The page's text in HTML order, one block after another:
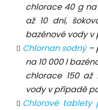
chlorace 40 g na
až 10 dní,
bazénové vody
Chlornan sodný–
na 10 000 l
chlorace 150
vody v případě
Chlorové tablety